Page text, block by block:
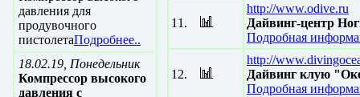
давления для
продувочного
пистолетаПодробнее..
18.02.19, Понедельник
Компрессор высокого
давления с
11.
http://www.odive.ru
Дайвинг-центр
Подробная
12.
http://
Дайвинг клую
Подробная